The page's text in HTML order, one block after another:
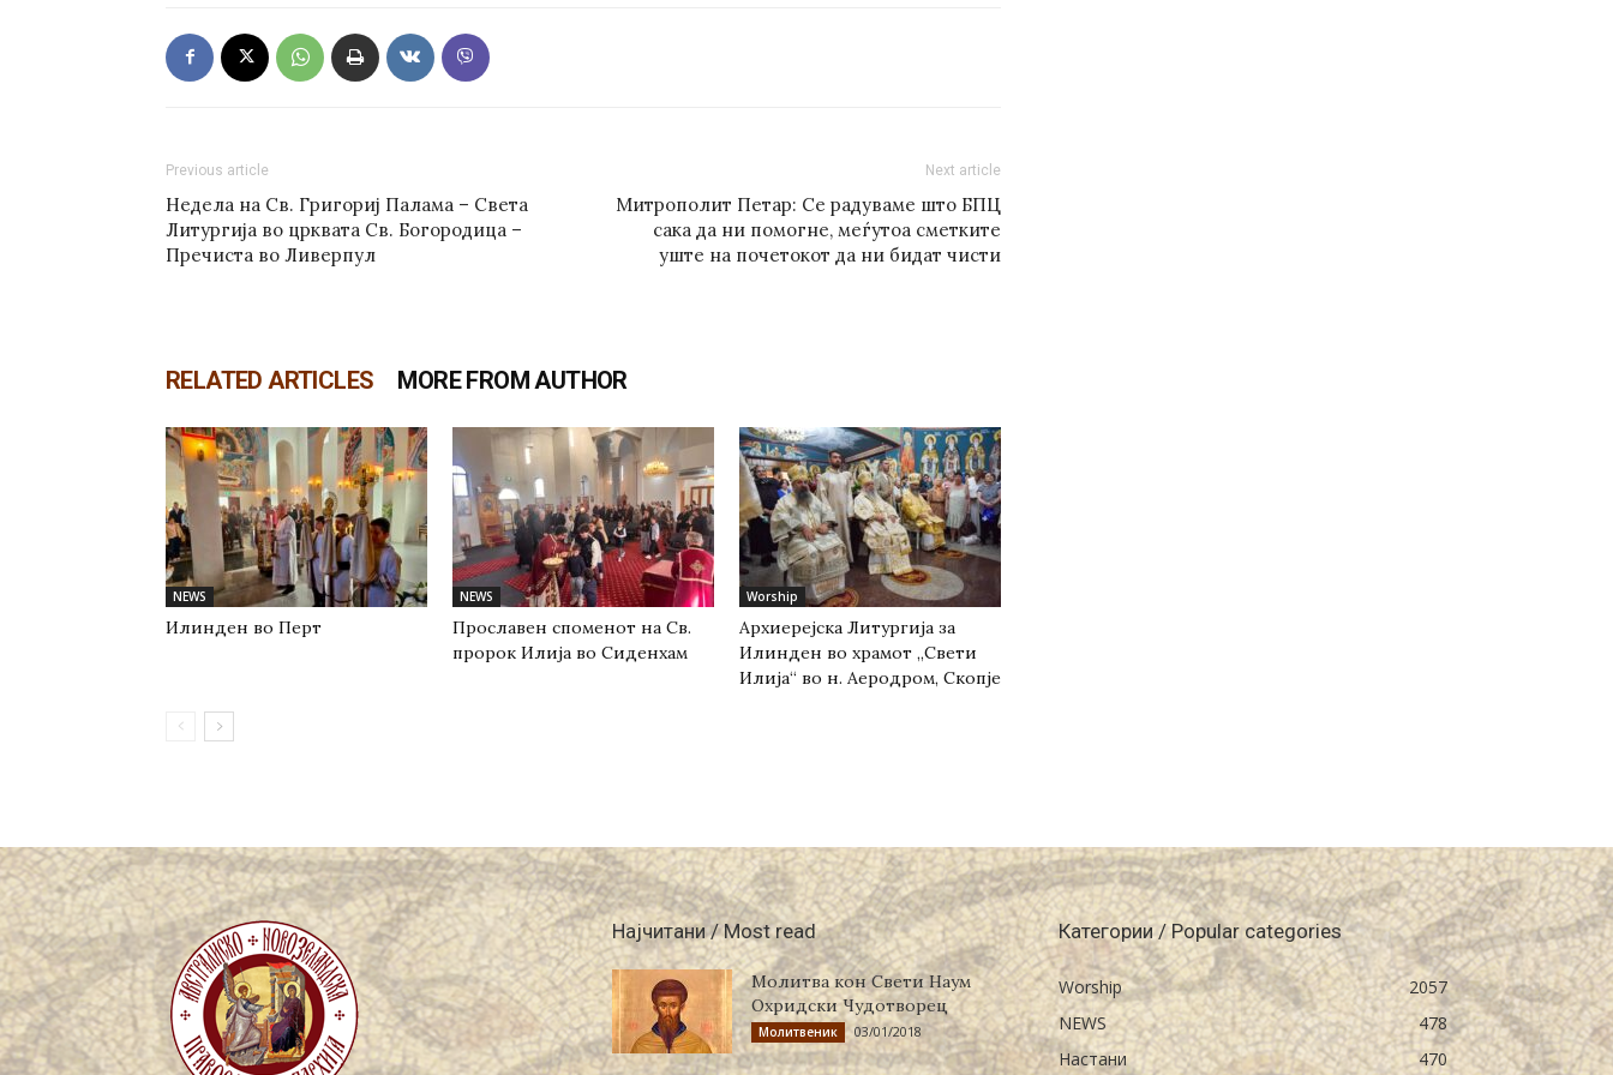
Previous article
Недела на Св. Григориј Палама – Света
Литургија во црквата Св. Богородица –
Пречиста во Ливерпул
Next article
Митрополит Петар: Се радуваме што БПЦ
сака да ни помогне, меѓутоа сметките
уште на почетокот да ни бидат чисти
RELATED ARTICLES MORE FROM AUTHOR
NEWS
Илинден во Перт
NEWS
Прославен споменот на Св.
пророк Илија во Сиденхам
Worship
Архиерејска Литургија за
Илинден во храмот „Свети
Илија“ во н. Аеродром, Скопје
Најчитани / Most read
Молитва кон Свети Наум
Охридски Чудотворец
Молитвеник 03/01/2018
Категории / Popular categories
Worship
2057
NEWS
478
Настани
470